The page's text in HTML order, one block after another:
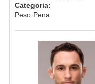
Categoria:
Peso Pena